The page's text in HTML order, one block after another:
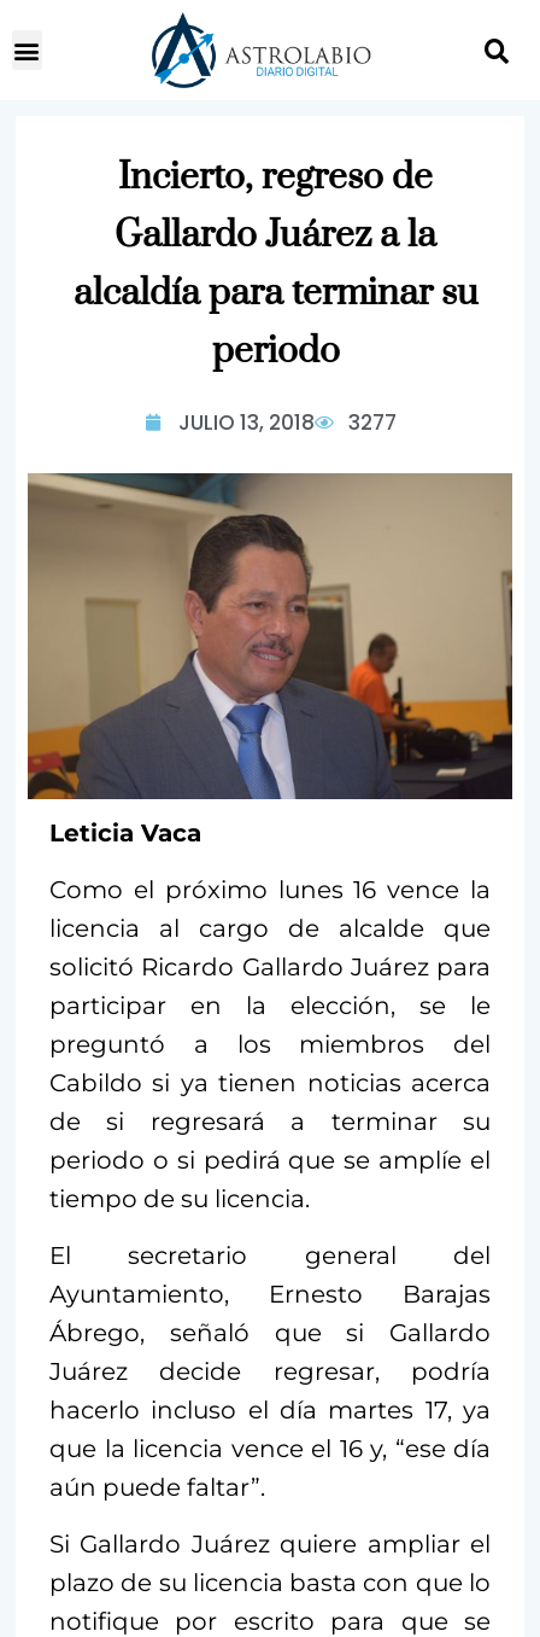
Incierto, regreso de
Gallardo Juárez a la
alcaldía para terminar su
periodo
JULIO 13, 2018 3277
Leticia Vaca
Como el próximo lunes 16 vence la
licencia al cargo de alcalde que
solicitó Ricardo Gallardo Juárez para
participar en la elección, se le
preguntó a los miembros del
Cabildo si ya tienen noticias acerca
de si regresará a terminar su
periodo o si pedirá que se amplíe el
tiempo de su licencia.
El secretario general del
Ayuntamiento, Ernesto Barajas
Ábrego, señaló que si Gallardo
Juárez decide regresar, podría
hacerlo incluso el día martes 17, ya
que la licencia vence el 16 y, “ese día
aún puede faltar”.
Si Gallardo Juárez quiere ampliar el
plazo de su licencia basta con que lo
notifique por escrito para que se